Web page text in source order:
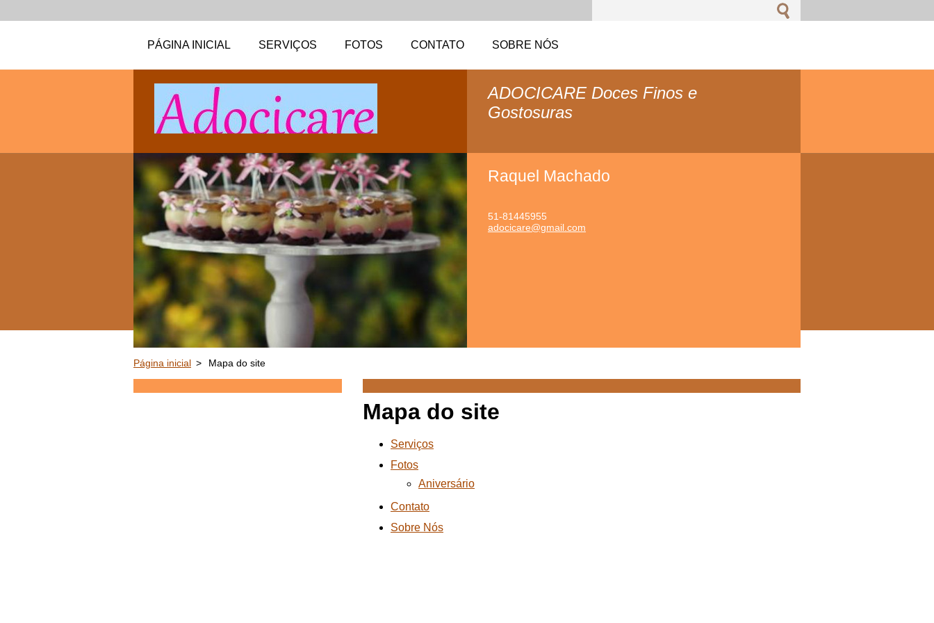
PÁGINA INICIAL SERVIÇOS FOTOS CONTATO SOBRE NÓS
ADOCICARE Doces Finos e
Gostosuras
Raquel Machado
51-81445955
adocicare@gmail. com
Página inicial > Mapa do site
Mapa do site
Serviços
Fotos
Aniversário
Contato
Sobre Nós